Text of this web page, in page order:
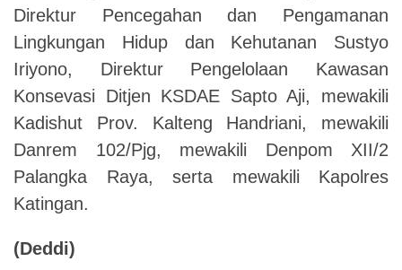
Direktur Pencegahan dan Pengamanan
Lingkungan Hidup dan Kehutanan Sustyo
Iriyono, Direktur Pengelolaan Kawasan
Konsevasi Ditjen KSDAE Sapto Aji, mewakili
Kadishut Prov. Kalteng Handriani, mewakili
Danrem 102/Pjg, mewakili Denpom XII/2
Palangka Raya, serta mewakili Kapolres
Katingan.
(Deddi)